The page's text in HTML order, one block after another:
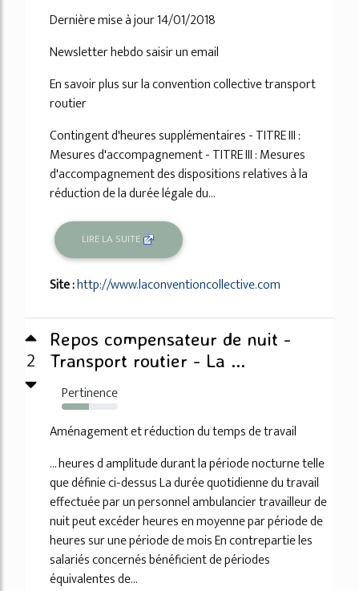
Dernière mise à jour 14/01/2018
Newsletter hebdo saisir un email
En savoir plus sur la convention collective transport
routier
Contingent d'heures supplémentaires - TITRE III :
Mesures d'accompagnement - TITRE III : Mesures
d'accompagnement des dispositions relatives à la
réduction de la durée légale du...
LIRE LA SUITE
Site :http://www.laconventioncollective.com
2
Repos compensateur de nuit -
Transport routier - La ...
Pertinence
49%
Aménagement et réduction du temps de travail
... heures d amplitude durant la période nocturne telle
que définie ci-dessus La durée quotidienne du travail
effectuée par un personnel ambulancier travailleur de
nuit peut excéder heures en moyenne par période de
heures sur une période de mois En contrepartie les
salariés concernés bénéficient de périodes
équivalentes de...